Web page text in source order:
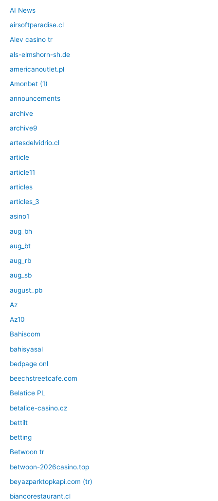
AI News
airsoftparadise.cl
Alev casino tr
als-elmshorn-sh.de
americanoutlet.pl
Amonbet (1)
announcements
archive
archive9
artesdelvidrio.cl
article
article11
articles
articles_3
asino1
aug_bh
aug_bt
aug_rb
aug_sb
august_pb
Az
Az10
Bahiscom
bahisyasal
bedpage onl
beechstreetcafe.com
Belatice PL
betalice-casino.cz
bettilt
betting
Betwoon tr
betwoon-2026casino.top
beyazparktopkapi.com (tr)
biancorestaurant.cl